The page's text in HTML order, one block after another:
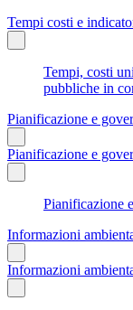
Tempi costi e
Tempi, costi
pubbliche in
Pianificazione e
Pianificazione e
Pianificazione
Informazioni
Informazioni